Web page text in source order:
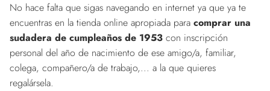
No hace falta que sigas navegando en internet ya que ya te
encuentras en la tienda online apropiada para comprar una
sudadera de cumpleaños de 1953 con inscripción
personal del año de nacimiento de ese amigo/a, familiar,
colega, compañero/a de trabajo,... a la que quieres
regalársela.